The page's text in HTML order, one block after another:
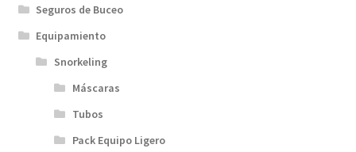
Seguros de Buceo
Equipamiento
Snorkeling
Máscaras
Tubos
Pack Equipo Ligero